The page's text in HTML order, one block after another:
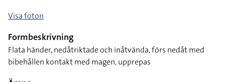
Visa foton
Formbeskrivning
Flata händer, nedåtriktade och inåtvända, förs nedåt med
bibehållen kontakt med magen, upprepas